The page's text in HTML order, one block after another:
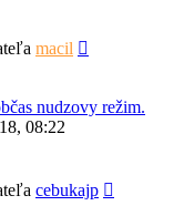
macil
nudzovy režim.
08:22
cebukajp